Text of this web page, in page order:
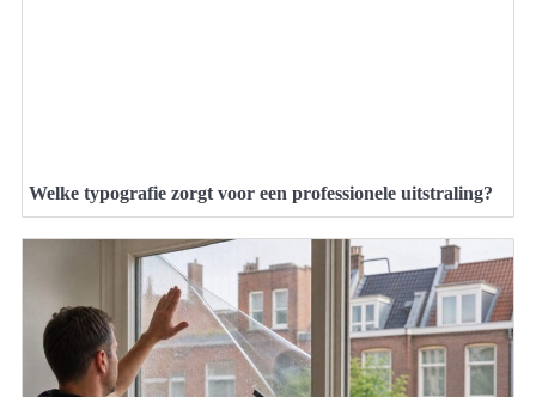
Welke typografie zorgt voor een professionele uitstraling?